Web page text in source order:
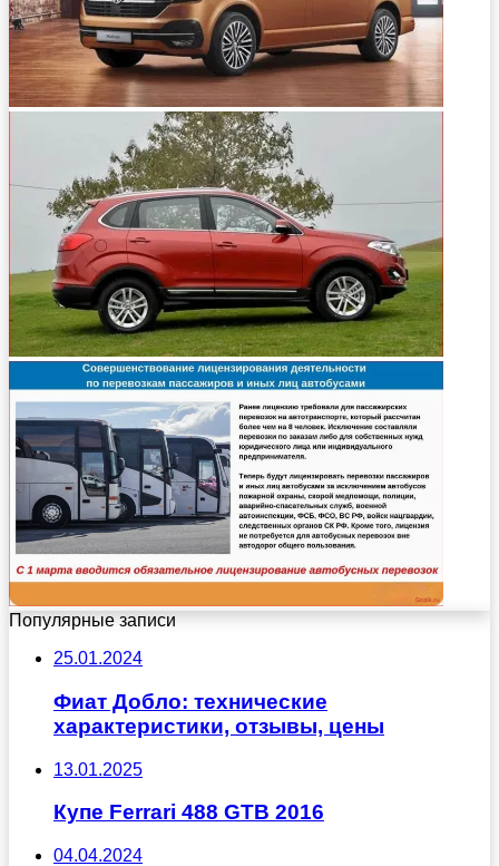
Популярные записи
25.01.2024
Фиат Добло: технические
характеристики, отзывы, цены
13.01.2025
Купе Ferrari 488 GTB 2016
04.04.2024